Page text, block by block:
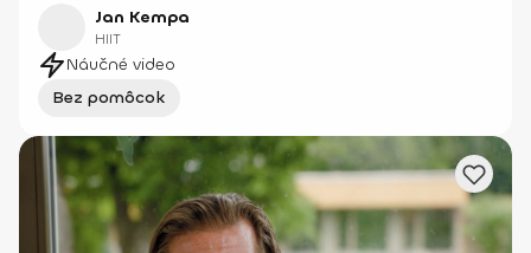
Jan Kempa
HIIT
Náučné video
Bez pomôcok